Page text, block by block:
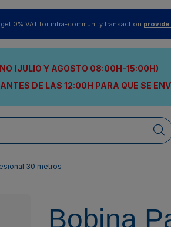
0% VAT for intra-community transaction provide
(JULIO Y AGOSTO 08:00H-15:00H)
DE LAS 12:00H PARA QUE SE
30 metros
Bobina